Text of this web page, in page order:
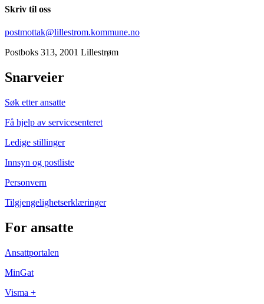
Skriv til oss
postmottak@lillestrom.kommune.no
Postboks 313, 2001 Lillestrøm
Snarveier
Søk etter ansatte
Få hjelp av servicesenteret
Ledige stillinger
Innsyn og postliste
Personvern
Tilgjengelighetserklæringer
For ansatte
Ansattportalen
MinGat
Visma +